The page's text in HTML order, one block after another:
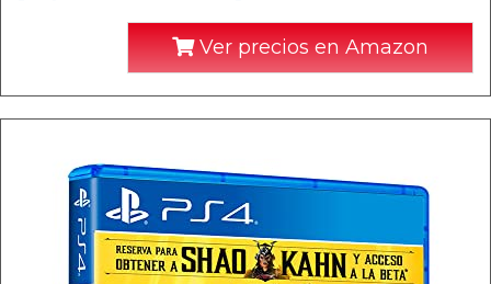
Ver precios en Amazon